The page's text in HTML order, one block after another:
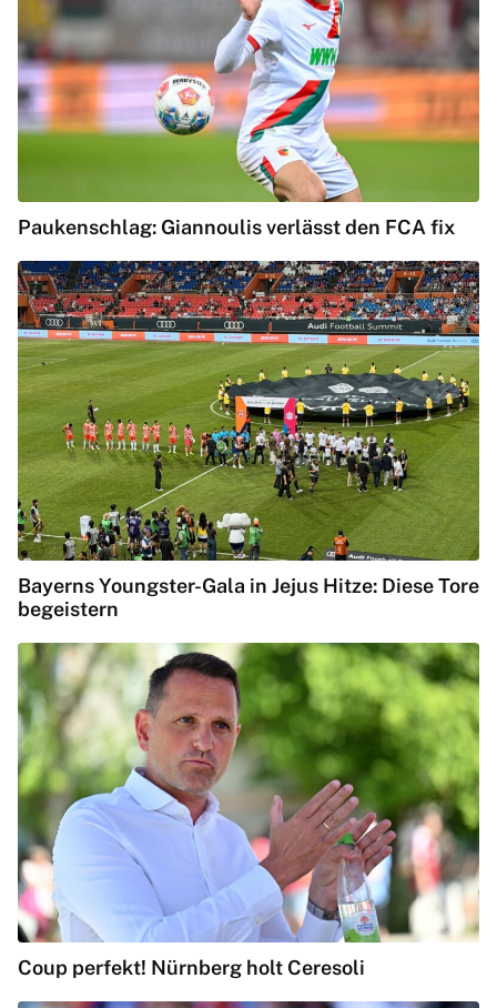
Paukenschlag: Giannoulis verlässt den FCA fix
Bayerns Youngster-Gala in Jejus Hitze: Diese Tore
begeistern
Coup perfekt! Nürnberg holt Ceresoli